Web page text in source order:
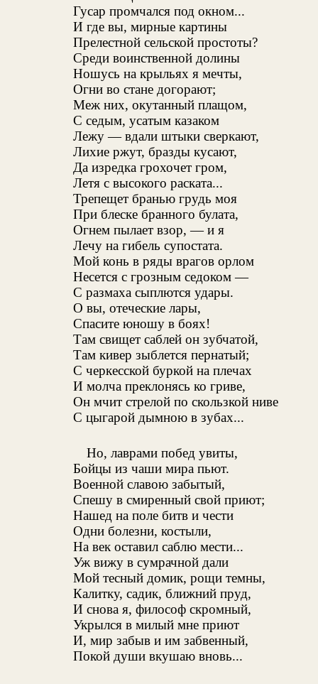
Гусар промчался под окном...
И где вы, мирные картины
Прелестной сельской простоты?
Среди воинственной долины
Ношусь на крыльях я мечты,
Огни во стане догорают;
Меж них, окутанный плащом,
С седым, усатым казаком
Лежу — вдали штыки сверкают,
Лихие ржут, бразды кусают,
Да изредка грохочет гром,
Летя с высокого раската...
Трепещет бранью грудь моя
При блеске бранного булата,
Огнем пылает взор, — и я
Лечу на гибель супостата.
Мой конь в ряды врагов орлом
Несется с грозным седоком —
С размаха сыплются удары.
О вы, отеческие лары,
Спасите юношу в боях!
Там свищет саблей он зубчатой,
Там кивер зыблется пернатый;
С черкесской буркой на плечах
И молча преклонясь ко гриве,
Он мчит стрелой по скользкой ниве
С цыгарой дымною в зубах...
Но, лаврами побед увиты,
Бойцы из чаши мира пьют.
Военной славою забытый,
Спешу в смиренный свой приют;
Нашед на поле битв и чести
Одни болезни, костыли,
На век оставил саблю мести...
Уж вижу в сумрачной дали
Мой тесный домик, рощи темны,
Калитку, садик, ближний пруд,
И снова я, философ скромный,
Укрылся в милый мне приют
И, мир забыв и им забвенный,
Покой души вкушаю вновь...